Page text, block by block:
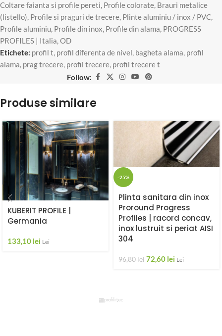
Coltare faianta si profile pereti, Profile colorate, Brauri metalice
(listello), Profile si praguri de trecere, Plinte aluminiu / inox / PVC,
Profile aluminiu, Profile din inox, Profile din alama, PROGRESS
PROFILES | Italia,OD
Etichete: profil t, profil diferenta de nivel, bagheta alama, profil
alama, prag trecere, profil trecere, profil trecere t
Follow:
Produse similare
KUBERIT PROFILE |
Germania
133,10 lei Lei
-25%
Plinta sanitara din inox
Proround Progress
Profiles | racord concav,
inox lustruit si periat AISI
304
96,80lei72,60 lei Lei